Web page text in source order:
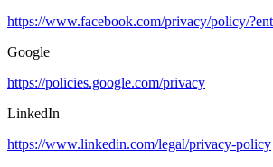
https://www.facebook.com/privacy/policy/
Google
https://policies.google.com/privacy
LinkedIn
https://www.linkedin.com/legal/privacy-policy